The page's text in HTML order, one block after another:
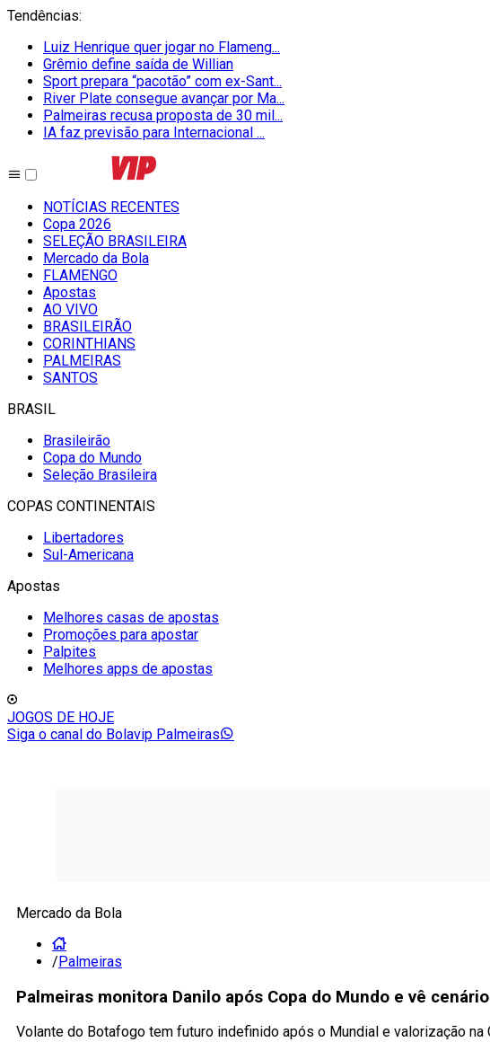
Tendências:
Luiz Henrique quer jogar no Flameng...
Grêmio define saída de Willian
Sport prepara “pacotão” com ex-Sant...
River Plate consegue avançar por Ma...
Palmeiras recusa proposta de 30 mil...
IA faz previsão para Internacional ...
NOTÍCIAS RECENTES
Copa 2026
SELEÇÃO BRASILEIRA
Mercado da Bola
FLAMENGO
Apostas
AO VIVO
BRASILEIRÃO
CORINTHIANS
PALMEIRAS
SANTOS
BRASIL
Brasileirão
Copa do Mundo
Seleção Brasileira
COPAS CONTINENTAIS
Libertadores
Sul-Americana
Apostas
Melhores casas de apostas
Promoções para apostar
Palpites
Melhores apps de apostas
JOGOS DE HOJE
Siga o canal do Bolavip Palmeiras
Mercado da Bola
/Palmeiras
Palmeiras monitora Danilo após Copa do Mundo e vê
Volante do Botafogo tem futuro indefinido após o Mundial e valorização